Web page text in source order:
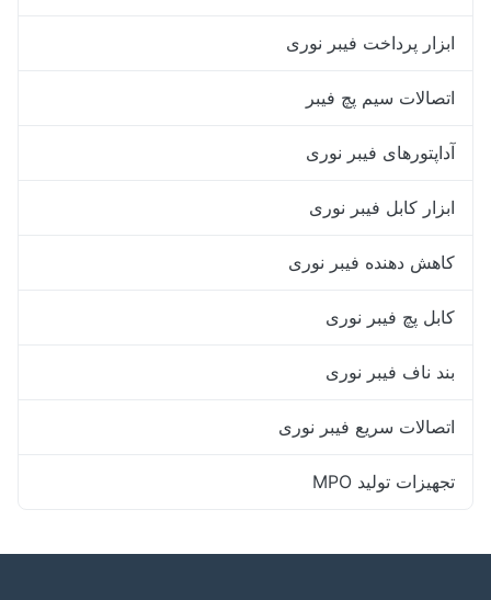
ابزار پرداخت فیبر نوری
اتصالات سیم پچ فیبر
آداپتورهای فیبر نوری
ابزار کابل فیبر نوری
کاهش دهنده فیبر نوری
کابل پچ فیبر نوری
بند ناف فیبر نوری
اتصالات سریع فیبر نوری
تجهیزات تولید MPO